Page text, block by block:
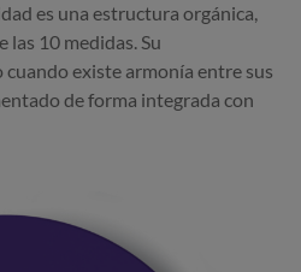
es una estructura orgánica,
10 medidas. Su
existe armonía entre sus
de forma integrada con